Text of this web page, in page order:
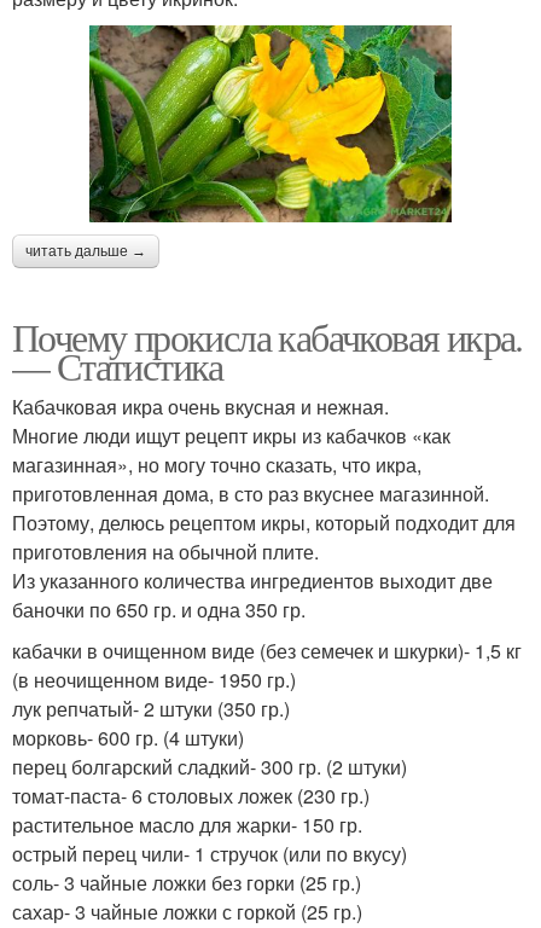
читать дальше →
Почему прокисла кабачковая икра.
— Статистика
Кабачковая икра очень вкусная и нежная.
Многие люди ищут рецепт икры из кабачков «как
магазинная», но могу точно сказать, что икра,
приготовленная дома, в сто раз вкуснее магазинной.
Поэтому, делюсь рецептом икры, который подходит для
приготовления на обычной плите.
Из указанного количества ингредиентов выходит две
баночки по 650 гр. и одна 350 гр.
кабачки в очищенном виде (без семечек и шкурки)- 1,5 кг
(в неочищенном виде- 1950 гр.)
лук репчатый- 2 штуки (350 гр.)
морковь- 600 гр. (4 штуки)
перец болгарский сладкий- 300 гр. (2 штуки)
томат-паста- 6 столовых ложек (230 гр.)
растительное масло для жарки- 150 гр.
острый перец чили- 1 стручок (или по вкусу)
соль- 3 чайные ложки без горки (25 гр.)
сахар- 3 чайные ложки с горкой (25 гр.)